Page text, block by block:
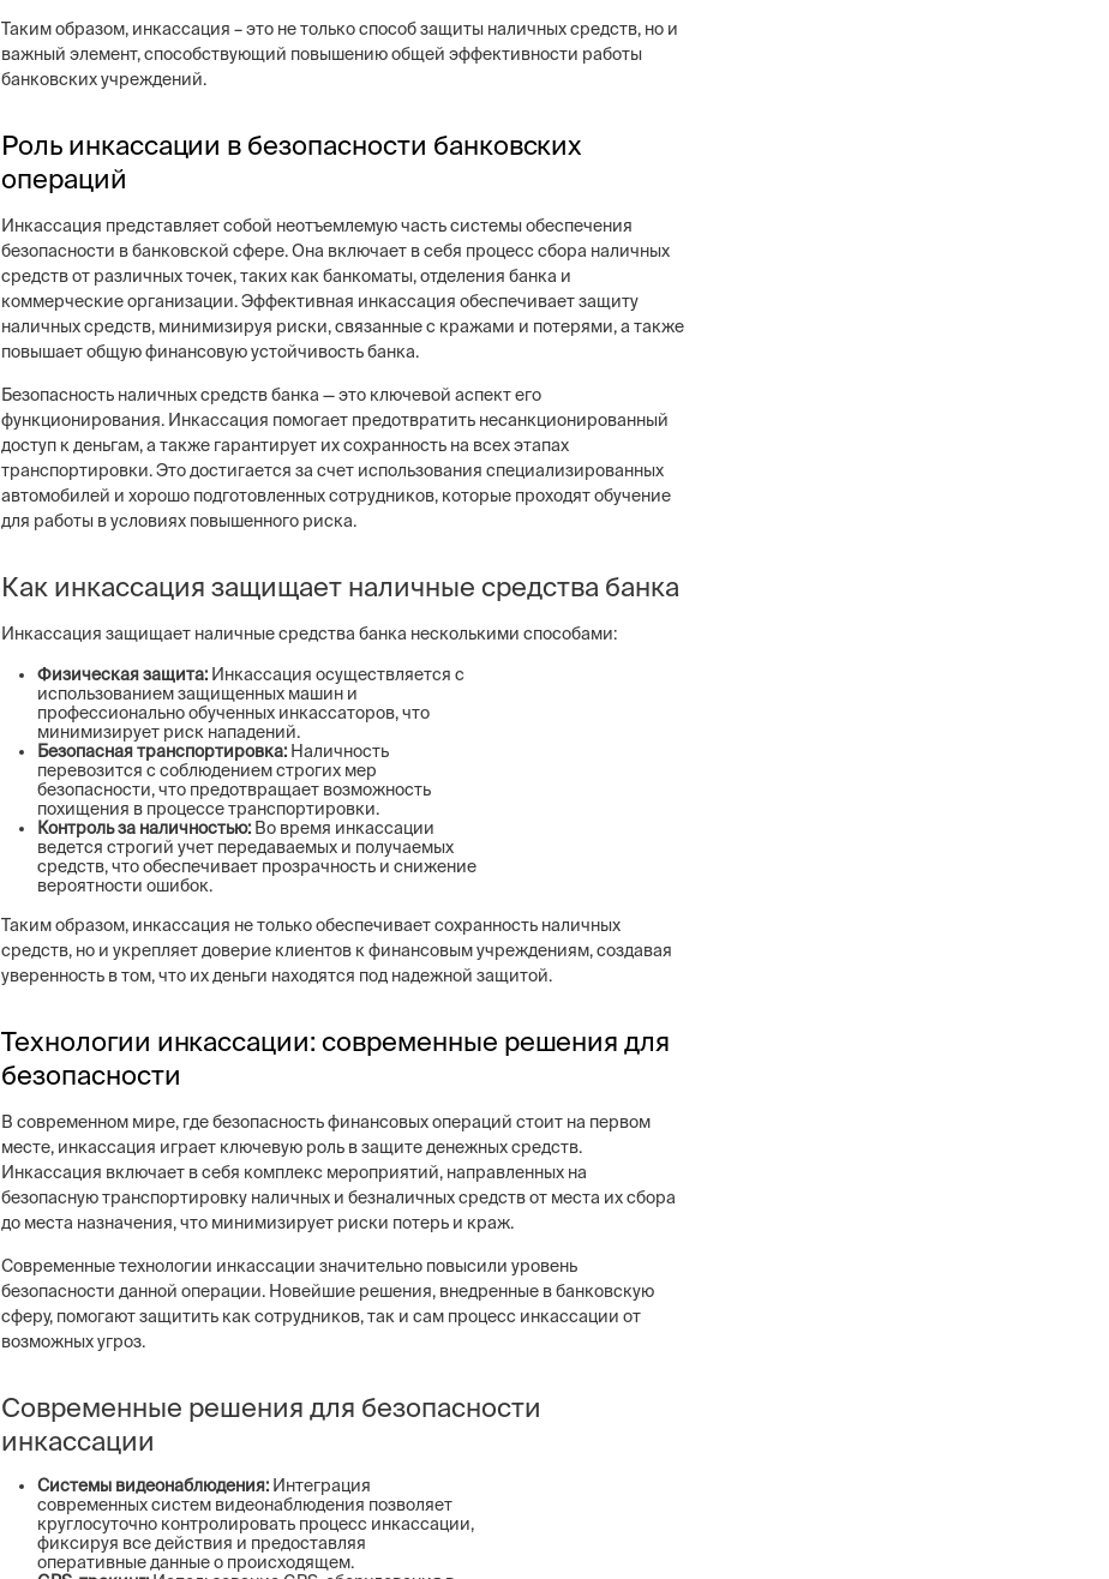
Таким образом, инкассация – это не только способ защиты наличных средств, но и
важный элемент, способствующий повышению общей эффективности работы
банковских учреждений.
Роль инкассации в безопасности банковских
операций
Инкассация представляет собой неотъемлемую часть системы обеспечения
безопасности в банковской сфере. Она включает в себя процесс сбора наличных
средств от различных точек, таких как банкоматы, отделения банка и
коммерческие организации. Эффективная инкассация обеспечивает защиту
наличных средств, минимизируя риски, связанные с кражами и потерями, а также
повышает общую финансовую устойчивость банка.
Безопасность наличных средств банка — это ключевой аспект его
функционирования. Инкассация помогает предотвратить несанкционированный
доступ к деньгам, а также гарантирует их сохранность на всех этапах
транспортировки. Это достигается за счет использования специализированных
автомобилей и хорошо подготовленных сотрудников, которые проходят обучение
для работы в условиях повышенного риска.
Как инкассация защищает наличные средства банка
Инкассация защищает наличные средства банка несколькими способами:
Физическая защита: Инкассация осуществляется с
использованием защищенных машин и
профессионально обученных инкассаторов, что
минимизирует риск нападений.
Безопасная транспортировка: Наличность
перевозится с соблюдением строгих мер
безопасности, что предотвращает возможность
похищения в процессе транспортировки.
Контроль за наличностью: Во время инкассации
ведется строгий учет передаваемых и получаемых
средств, что обеспечивает прозрачность и снижение
вероятности ошибок.
Таким образом, инкассация не только обеспечивает сохранность наличных
средств, но и укрепляет доверие клиентов к финансовым учреждениям, создавая
уверенность в том, что их деньги находятся под надежной защитой.
Технологии инкассации: современные решения для
безопасности
В современном мире, где безопасность финансовых операций стоит на первом
месте, инкассация играет ключевую роль в защите денежных средств.
Инкассация включает в себя комплекс мероприятий, направленных на
безопасную транспортировку наличных и безналичных средств от места их сбора
до места назначения, что минимизирует риски потерь и краж.
Современные технологии инкассации значительно повысили уровень
безопасности данной операции. Новейшие решения, внедренные в банковскую
сферу, помогают защитить как сотрудников, так и сам процесс инкассации от
возможных угроз.
Современные решения для безопасности
инкассации
Системы видеонаблюдения: Интеграция
современных систем видеонаблюдения позволяет
круглосуточно контролировать процесс инкассации,
фиксируя все действия и предоставляя
оперативные данные о происходящем.